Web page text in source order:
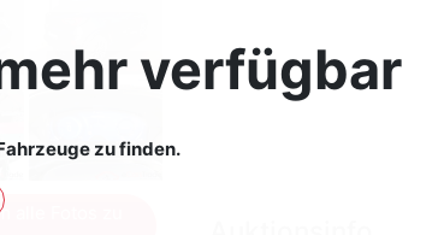
verfügbar
zu finden.
alle Fotos zu